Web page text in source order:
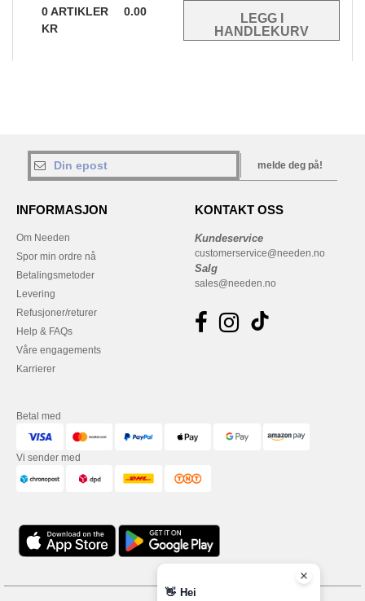
0ARTIKLER
0.00
KR
melde deg på!
INFORMASJON
Om Needen
Spor min ordre nå
Betalingsmetoder
Levering
Refusjoner/returer
Help & FAQs
Våre engagements
Karrierer
KONTAKT OSS
Kundeservice
customerservice@needen.no
Salg
sales@needen.no
Betal med
Vi sender med
👋 Hei